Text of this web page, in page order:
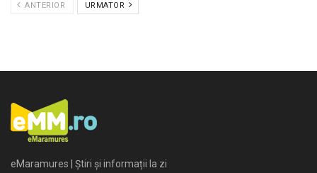
ANTERIOR URMATOR
eMaramures | Știri și informații la zi